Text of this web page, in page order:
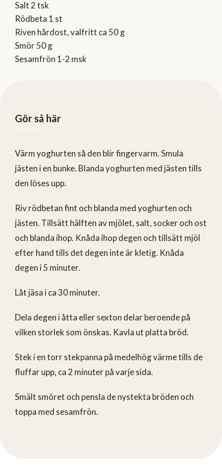
Salt 2 tsk
Rödbeta 1 st
Riven hårdost, valfritt ca 50 g
Smör 50 g
Sesamfrön 1-2 msk
Gör så här
Värm yoghurten så den blir fingervarm. Smula
jästen i en bunke. Blanda yoghurten med jästen tills
den löses upp.
Riv rödbetan fint och blanda med yoghurten och
jästen. Tillsätt hälften av mjölet, salt, socker och ost
och blanda ihop. Knåda ihop degen och tillsätt mjöl
efter hand tills det degen inte är kletig. Knåda
degen i 5 minuter.
Låt jäsa i ca 30 minuter.
Dela degen i åtta eller sexton delar beroende på
vilken storlek som önskas. Kavla ut platta bröd.
Stek i en torr stekpanna på medelhög värme tills de
fluffar upp, ca 2 minuter på varje sida.
Smält smöret och pensla de nystekta bröden och
toppa med sesamfrön.